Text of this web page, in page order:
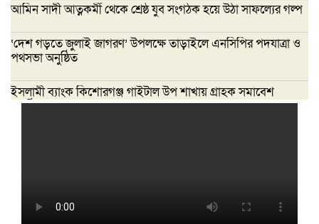
আমিন সাদী আত্নকর্মী থেকে শ্রেষ্ঠ যুব সংগঠক হয়ে উঠা সাফল্যের গল্প
‘দেশ গড়তে জুলাই জাগরণ’ উপলক্ষে তাড়াইলে এনসিপির পদযাত্রা ও
পথসভা অনুষ্ঠিত
ইসলামী ব্যাংক কিশোরগঞ্জ গাইটাল উপ শাখায় গ্রাহক সমাবেশ
অনুষ্ঠিত
তাড়াইলে দুই শতাধিক শিক্ষকের অংশগ্রহণে